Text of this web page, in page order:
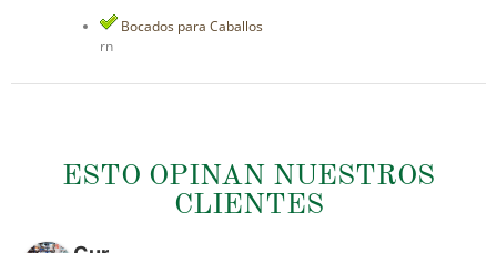
Bocados para Caballos
rn
ESTO OPINAN NUESTROS
CLIENTES